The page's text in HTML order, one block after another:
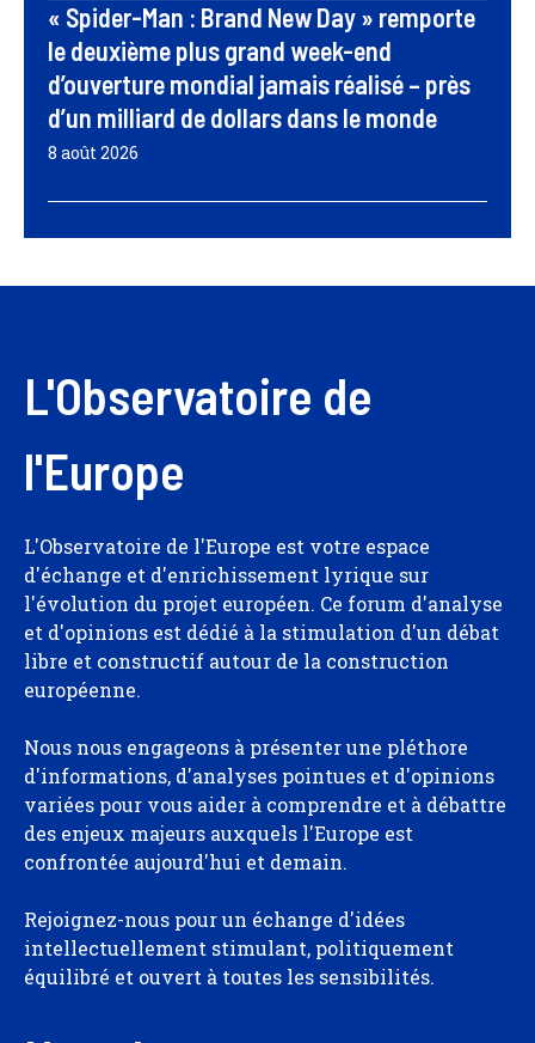
« Spider-Man : Brand New Day » remporte
le deuxième plus grand week-end
d’ouverture mondial jamais réalisé – près
d’un milliard de dollars dans le monde
8 août 2026
L'Observatoire de
l'Europe
L'Observatoire de l'Europe est votre espace
d'échange et d'enrichissement lyrique sur
l'évolution du projet européen. Ce forum d'analyse
et d'opinions est dédié à la stimulation d'un débat
libre et constructif autour de la construction
européenne.
Nous nous engageons à présenter une pléthore
d'informations, d'analyses pointues et d'opinions
variées pour vous aider à comprendre et à débattre
des enjeux majeurs auxquels l'Europe est
confrontée aujourd'hui et demain.
Rejoignez-nous pour un échange d'idées
intellectuellement stimulant, politiquement
équilibré et ouvert à toutes les sensibilités.